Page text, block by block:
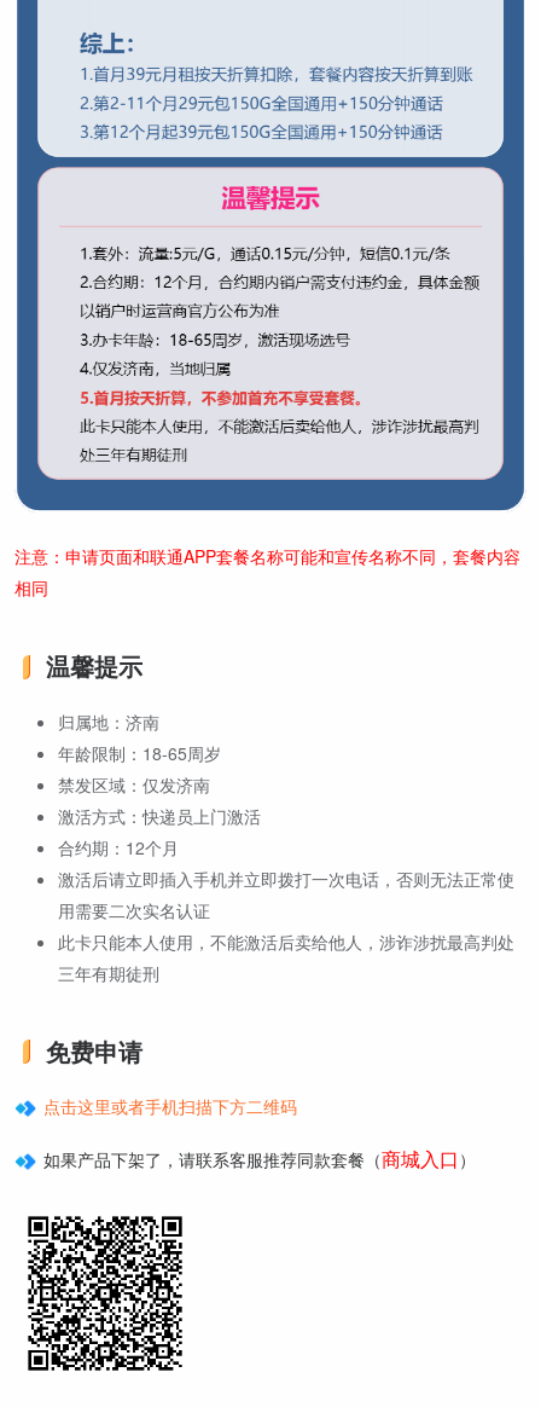
注意：申请页面和联通APP套餐名称可能和宣传名称不同，套餐内容
相同
温馨提示
归属地：济南
年龄限制：18-65周岁
禁发区域：仅发济南
激活方式：快递员上门激活
合约期：12个月
激活后请立即插入手机并立即拨打一次电话，否则无法正常使
用需要二次实名认证
此卡只能本人使用，不能激活后卖给他人，涉诈涉扰最高判处
三年有期徒刑
免费申请
点击这里或者手机扫描下方二维码
如果产品下架了，请联系客服推荐同款套餐（商城入口 ）